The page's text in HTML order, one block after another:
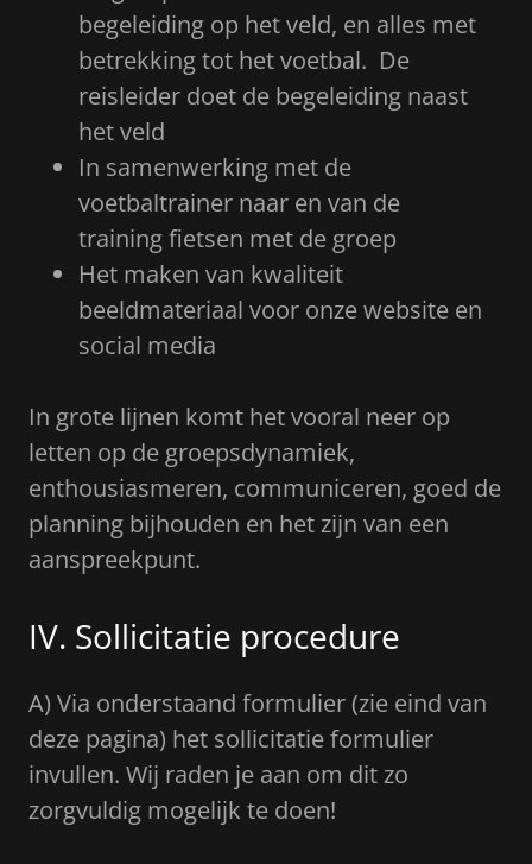
begeleiding op het veld, en alles met
betrekking tot het voetbal. De
reisleider doet de begeleiding naast
het veld
In samenwerking met de
voetbaltrainer naar en van de
training fietsen met de groep
Het maken van kwaliteit
beeldmateriaal voor onze website en
social media
In grote lijnen komt het vooral neer op
letten op de groepsdynamiek,
enthousiasmeren, communiceren, goed de
planning bijhouden en het zijn van een
aanspreekpunt.
IV. Sollicitatie procedure
A) Via onderstaand formulier (zie eind van
deze pagina) het sollicitatie formulier
invullen. Wij raden je aan om dit zo
zorgvuldig mogelijk te doen!